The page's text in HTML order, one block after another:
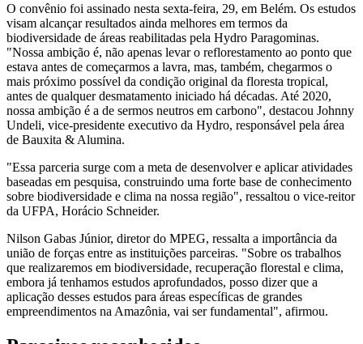
O convênio foi assinado nesta sexta-feira, 29, em Belém. Os estudos
visam alcançar resultados ainda melhores em termos da
biodiversidade de áreas reabilitadas pela Hydro Paragominas.
"Nossa ambição é, não apenas levar o reflorestamento ao ponto que
estava antes de começarmos a lavra, mas, também, chegarmos o
mais próximo possível da condição original da floresta tropical,
antes de qualquer desmatamento iniciado há décadas. Até 2020,
nossa ambição é a de sermos neutros em carbono", destacou Johnny
Undeli, vice-presidente executivo da Hydro, responsável pela área
de Bauxita & Alumina.
"Essa parceria surge com a meta de desenvolver e aplicar atividades
baseadas em pesquisa, construindo uma forte base de conhecimento
sobre biodiversidade e clima na nossa região", ressaltou o vice-reitor
da UFPA, Horácio Schneider.
Nilson Gabas Júnior, diretor do MPEG, ressalta a importância da
união de forças entre as instituições parceiras. "Sobre os trabalhos
que realizaremos em biodiversidade, recuperação florestal e clima,
embora já tenhamos estudos aprofundados, posso dizer que a
aplicação desses estudos para áreas específicas de grandes
empreendimentos na Amazônia, vai ser fundamental", afirmou.